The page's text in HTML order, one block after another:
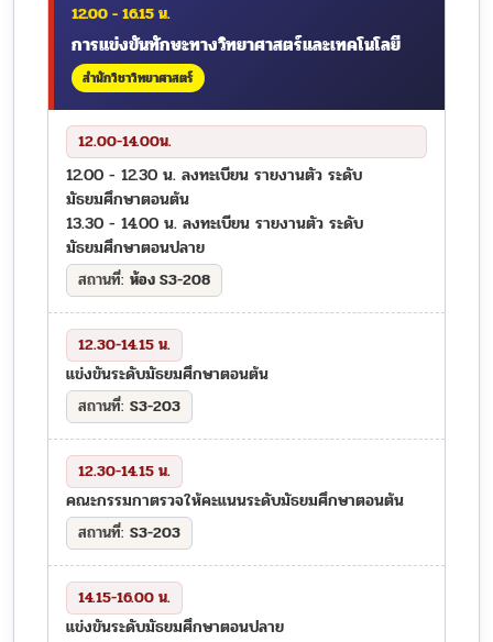
12.00 - 16.15 น.
การแข่งขันทักษะทางวิทยาศาสตร์และเทคโนโลยี
สำนักวิชาวิทยาศาสตร์
12.00-14.00น.
12.00 - 12.30 น. ลงทะเบียน รายงานตัว ระดับ
มัธยมศึกษาตอนต้น
13.30 - 14.00 น. ลงทะเบียน รายงานตัว ระดับ
มัธยมศึกษาตอนปลาย
ห้อง S3-208
12.30-14.15 น.
แข่งขันระดับมัธยมศึกษาตอนต้น
S3-203
12.30-14.15 น.
คณะกรรมกาตรวจให้คะแนนระดับมัธยมศึกษาตอนต้น
S3-203
14.15-16.00 น.
แข่งขันระดับมัธยมศึกษาตอนปลาย